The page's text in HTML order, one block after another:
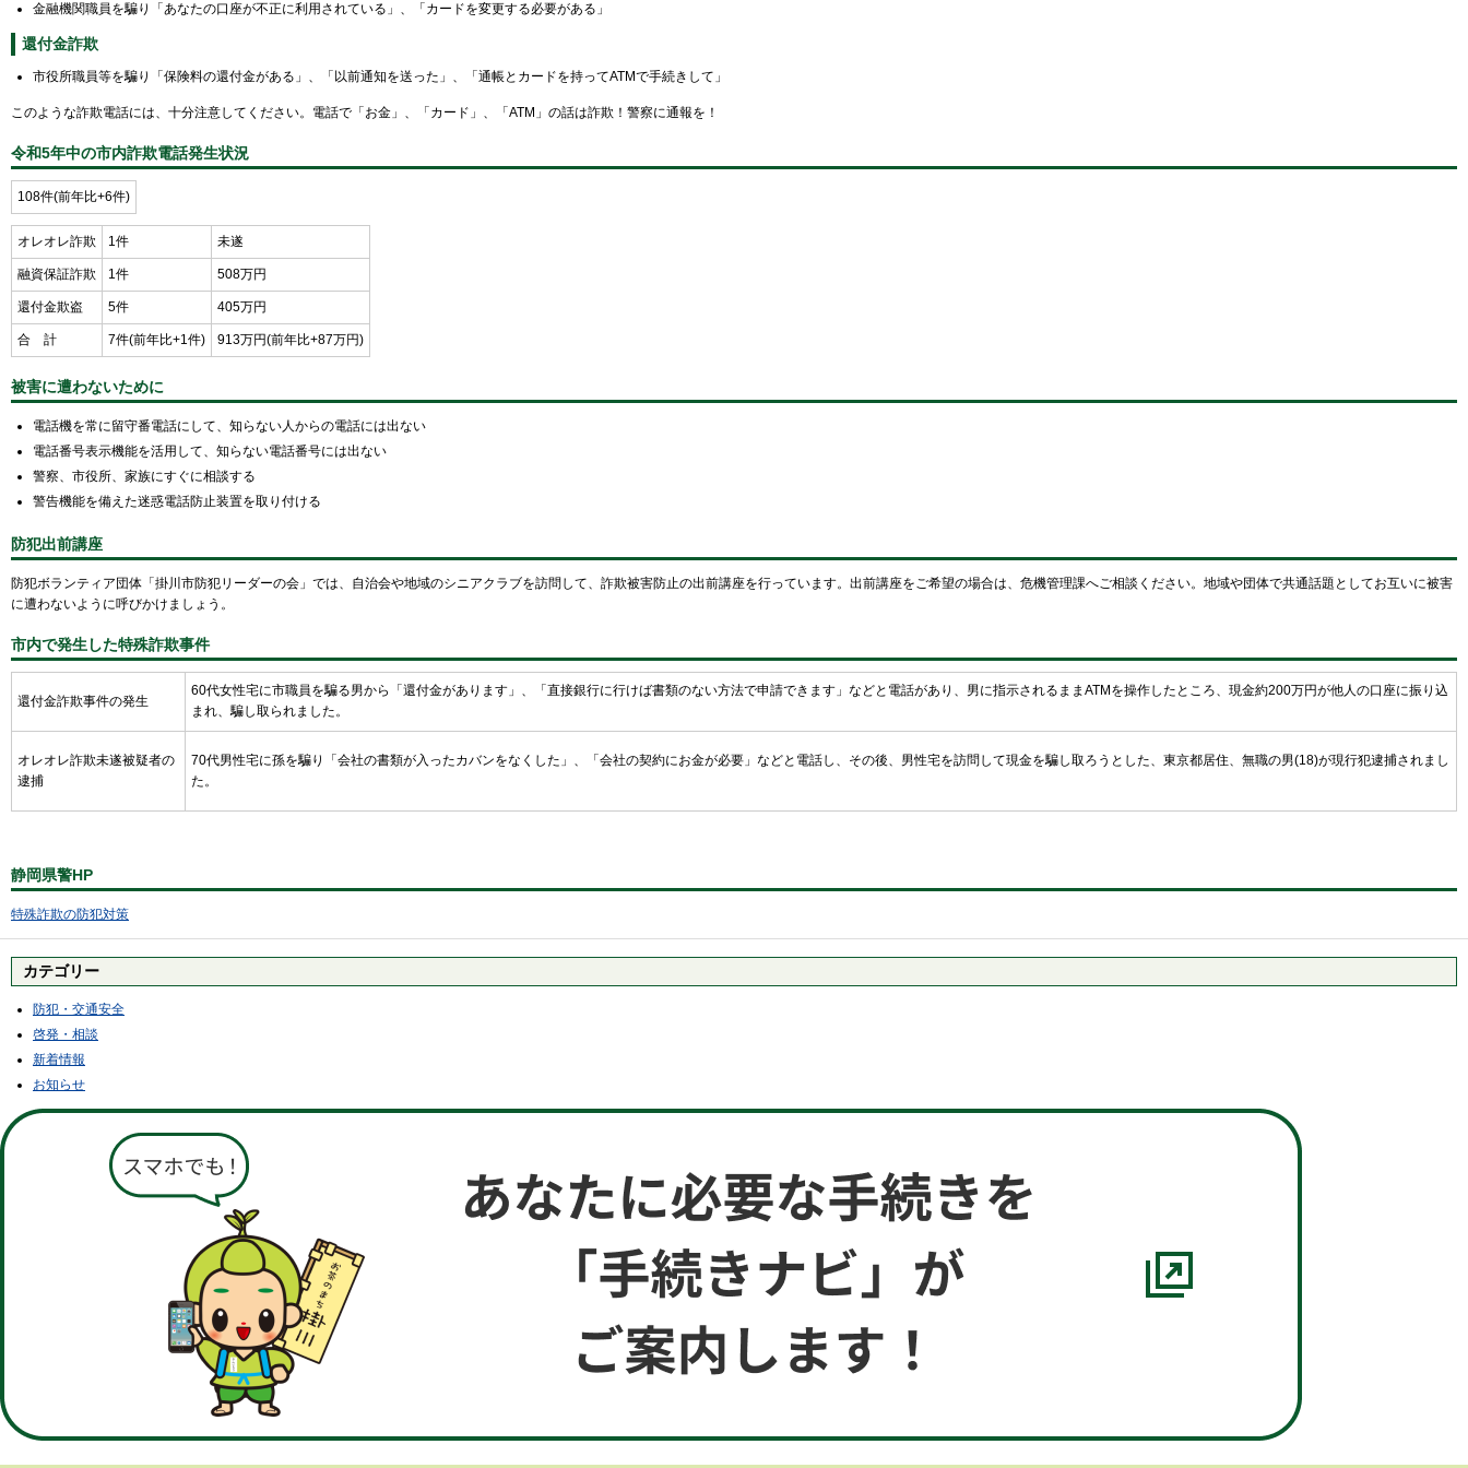
金融機関職員を騙り「あなたの口座が不正に利用されている」、「カードを変更する必要がある」
還付金詐欺
市役所職員等を騙り「保険料の還付金がある」、「以前通知を送った」、「通帳とカードを持ってATMで手続きして」
このような詐欺電話には、十分注意してください。電話で「お金」、「カード」、「ATM」の話は詐欺！警察に通報を！
令和5年中の市内詐欺電話発生状況
108件(前年比+6件)
オレオレ詐欺 1件 未遂
融資保証詐欺 1件 508万円
還付金欺盗 5件 405万円
合 計 7件(前年比+1件) 913万円(前年比+87万円)
被害に遭わないために
電話機を常に留守番電話にして、知らない人からの電話には出ない
電話番号表示機能を活用して、知らない電話番号には出ない
警察、市役所、家族にすぐに相談する
警告機能を備えた迷惑電話防止装置を取り付ける
防犯出前講座
防犯ボランティア団体「掛川市防犯リーダーの会」では、自治会や地域のシニアクラブを訪問して、詐欺被害防止の出前講座を行っています。出前講座をご希望の場合は、危機管理課へご相談ください。地域や団体で共通話題としてお互いに被害
に遭わないように呼びかけましょう。
市内で発生した特殊詐欺事件
還付金詐欺事件の発生
60代女性宅に市職員を騙る男から「還付金があります」、「直接銀行に行けば書類のない方法で申請できます」などと電話があり、男に指示されるままATMを操作したところ、現金約200万円が他人の口座に振り込
まれ、騙し取られました。
オレオレ詐欺未遂被疑者の
逮捕
70代男性宅に孫を騙り「会社の書類が入ったカバンをなくした」、「会社の契約にお金が必要」などと電話し、その後、男性宅を訪問して現金を騙し取ろうとした、東京都居住、無職の男(18)が現行犯逮捕されまし
た。
静岡県警HP
特殊詐欺の防犯対策
カテゴリー
防犯・交通安全
啓発・相談
新着情報
お知らせ